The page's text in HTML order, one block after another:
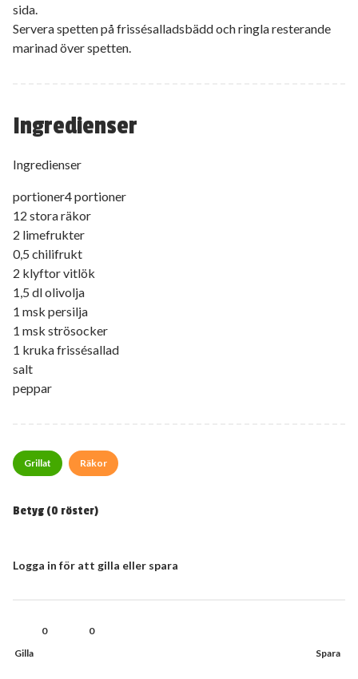
Ingredienser
Ingredienser
portioner4 portioner
12 stora räkor
2 limefrukter
0,5 chilifrukt
2 klyftor vitlök
1,5 dl olivolja
1 msk persilja
1 msk strösocker
1 kruka frissésallad
salt
peppar
sida.
Servera spetten på frissésalladsbädd och ringla resterande
marinad över spetten.
Grillat Räkor
Betyg (0 röster)
Logga in för att gilla eller spara
0 0